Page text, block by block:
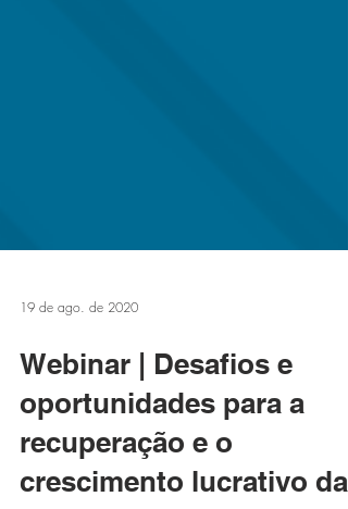
19 de ago. de 2020
Webinar | Desafios e
oportunidades para a
recuperação e o